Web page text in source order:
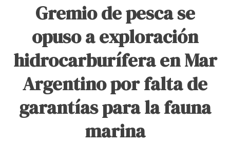
Gremio de pesca se
opuso a exploración
hidrocarburífera en Mar
Argentino por falta de
garantías para la fauna
marina